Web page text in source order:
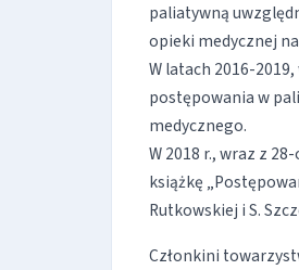
paliatywną
opieki medycznej
W latach 2016-
postępowania w
medycznego.
W 2018 r., wraz z
książkę
Rutkowskiej i S.
Członkini